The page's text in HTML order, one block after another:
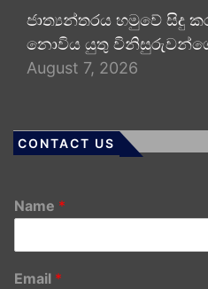
ජාත්‍යන්තරය හමුවේ සිදු
නොවිය යුතු විනිසුරුවන්ගේ
August 7, 2026
CONTACT US
Name *
Email *